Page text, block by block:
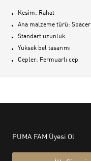
Kesim: Rahat
Ana malzeme türü: Spacer
Standart uzunluk
Yüksek bel tasarımı
Cepler: Fermuarlı cep